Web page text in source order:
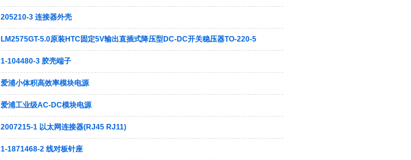
205210-3 连接器外壳
LM2575GT-5.0原装HTC固定5V输出直插式降压型DC-DC开关稳压器TO-220-5
1-104480-3 胶壳端子
爱浦小体积高效率模块电源
爱浦工业级AC-DC模块电源
2007215-1 以太网连接器(RJ45 RJ11)
1-1871468-2 线对板针座